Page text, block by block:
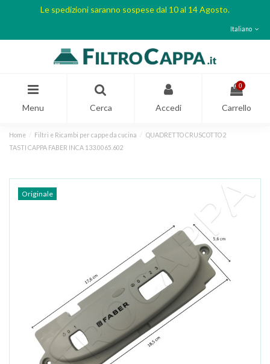
Le spedizioni saranno sospese dal 10 al 14 Agosto.
Italiano
Menu Cerca Accedi
0
Carrello
Home Filtri e Ricambi per cappe da cucina
QUADRETTO CRUSCOTTO 2
TASTI CAPPA FABER INCA 133.0065.602
Originale